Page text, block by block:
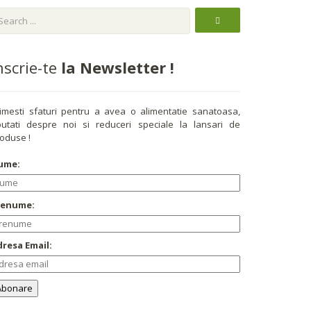
te la Newsletter !
sfaturi pentru a avea o alimentatie sanatoasa,
despre noi si reduceri speciale la lansari de
!
Email: